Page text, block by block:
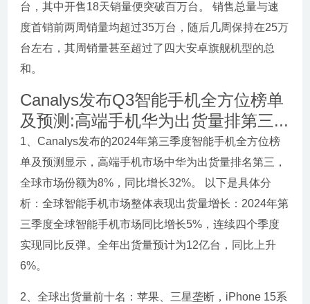
台，其中开售18天销量便突破百万台。 销售总量与速
度首销前两周销量均超过35万台，随后几周保持在25万
台左右，其周销量甚至超过了四大安卓旗舰机型的总
和。
Canalys发布Q3智能手机全方位榜单
及预测:高端手机华为出货量排第三...
1、Canalys发布的2024年第三季度智能手机全方位榜
单及预测显示，高端手机市场中华为出货量排名第三，
全球市场份额为8%，同比增长32%。 以下是具体分
析：全球智能手机市场整体表现出货量增长：2024年第
三季度全球智能手机市场同比增长5%，连续四个季度
实现同比反弹。全年出货量预计为12亿台，同比上升
6%。
2、全球出货量前十名：苹果、三星垄断，iPhone 15系